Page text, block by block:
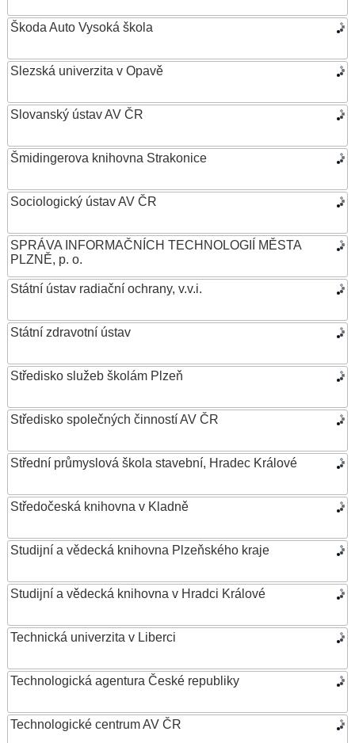
Škoda Auto Vysoká škola
Slezská univerzita v Opavě
Slovanský ústav AV ČR
Šmidingerova knihovna Strakonice
Sociologický ústav AV ČR
SPRÁVA INFORMAČNÍCH TECHNOLOGIÍ MĚSTA
PLZNĚ, p. o.
Státní ústav radiační ochrany, v.v.i.
Státní zdravotní ústav
Středisko služeb školám Plzeň
Středisko společných činností AV ČR
Střední průmyslová škola stavební, Hradec Králové
Středočeská knihovna v Kladně
Studijní a vědecká knihovna Plzeňského kraje
Studijní a vědecká knihovna v Hradci Králové
Technická univerzita v Liberci
Technologická agentura České republiky
Technologické centrum AV ČR